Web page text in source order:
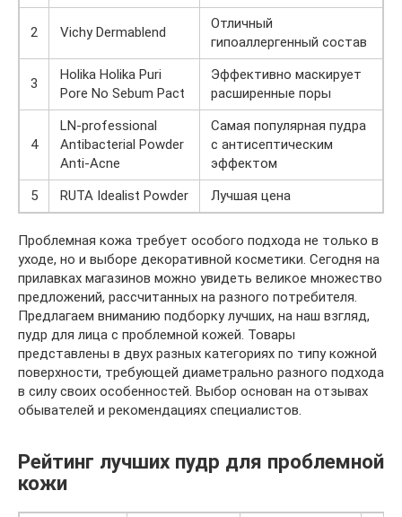
2 Vichy Dermablend
Отличный
гипоаллергенный состав
3
Holika Holika Puri
Pore No Sebum Pact
Эффективно маскирует
расширенные поры
4
LN-professional
Antibacterial Powder
Anti-Acne
Самая популярная пудра
с антисептическим
эффектом
5
RUTA Idealist Powder Лучшая цена
Проблемная кожа требует особого подхода не только в
уходе, но и выборе декоративной косметики. Сегодня на
прилавках магазинов можно увидеть великое множество
предложений, рассчитанных на разного потребителя.
Предлагаем вниманию подборку лучших, на наш взгляд,
пудр для лица с проблемной кожей. Товары
представлены в двух разных категориях по типу кожной
поверхности, требующей диаметрально разного подхода
в силу своих особенностей. Выбор основан на отзывах
обывателей и рекомендациях специалистов.
Рейтинг лучших пудр для проблемной
кожи